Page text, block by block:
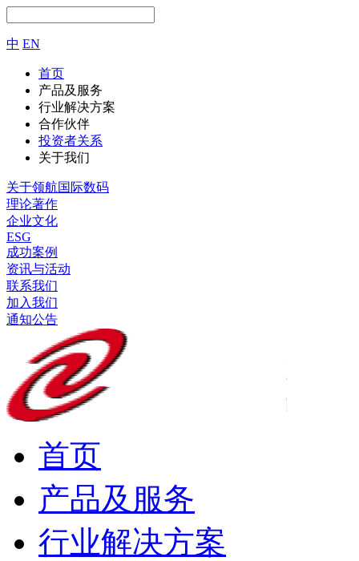
中 EN
首页
产品及服务
行业解决方案
合作伙伴
投资者关系
关于我们
关于领航国际数码
理论著作
企业文化
ESG
成功案例
资讯与活动
联系我们
加入我们
通知公告
首页
产品及服务
行业解决方案